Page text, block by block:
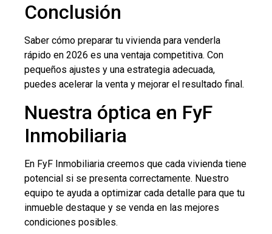
Conclusión
Saber cómo preparar tu vivienda para venderla
rápido en 2026 es una ventaja competitiva. Con
pequeños ajustes y una estrategia adecuada,
puedes acelerar la venta y mejorar el resultado final.
Nuestra óptica en FyF
Inmobiliaria
En FyF Inmobiliaria creemos que cada vivienda tiene
potencial si se presenta correctamente. Nuestro
equipo te ayuda a optimizar cada detalle para que tu
inmueble destaque y se venda en las mejores
condiciones posibles.